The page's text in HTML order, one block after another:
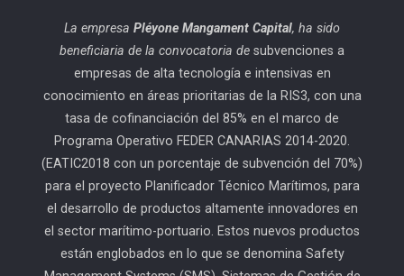
La empresa Pléyone Mangament Capital, ha sido
beneficiaria de la convocatoria de subvenciones a
empresas de alta tecnología e intensivas en
conocimiento en áreas prioritarias de la RIS3, con una
tasa de cofinanciación del 85% en el marco de
Programa Operativo FEDER CANARIAS 2014-2020.
(EATIC2018 con un porcentaje de subvención del 70%)
para el proyecto Planificador Técnico Marítimos, para
el desarrollo de productos altamente innovadores en
el sector marítimo-portuario. Estos nuevos productos
están englobados en lo que se denomina Safety